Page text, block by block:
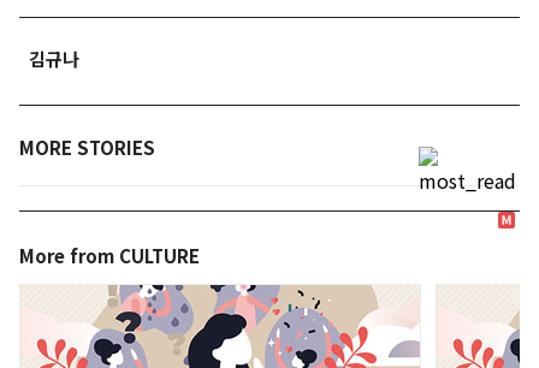
김규나
MORE STORIES
More from CULTURE